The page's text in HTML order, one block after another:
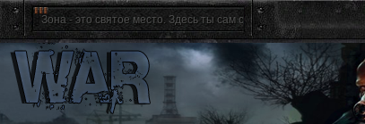
Зона - это святое место. Здесь ты сам себе хозяин, ты свободен как